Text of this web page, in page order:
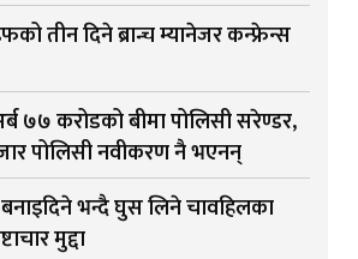
तीन दिने ब्रान्च म्यानेजर कन्फ्रेन्स
७७ करोडको बीमा पोलिसी सरेण्डर,
पोलिसी नवीकरण नै भएनन्
बनाइदिने भन्दै घुस लिने चावहिलका
मुद्दा